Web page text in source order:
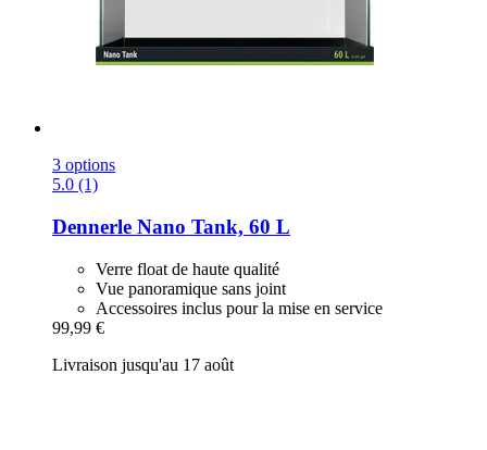
3 options
5.0 (1)
Dennerle Nano Tank, 60 L
Verre float de haute qualité
Vue panoramique sans joint
Accessoires inclus pour la mise en service
99,99 €
Livraison jusqu'au 17 août